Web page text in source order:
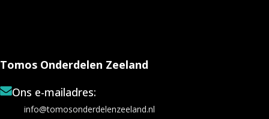
Tomos Onderdelen Zeeland
Ons e-mailadres:
info@tomosonderdelenzeeland.nl